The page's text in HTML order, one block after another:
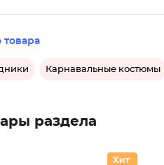
товара
Карнавальные костюмы
раздела